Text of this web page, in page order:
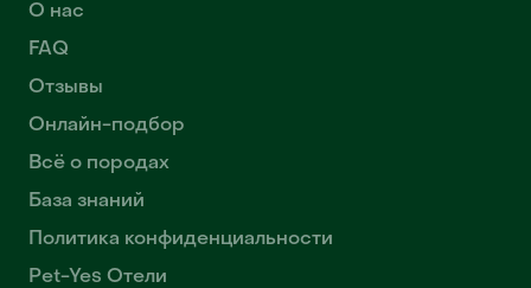
О нас
FAQ
Отзывы
Онлайн-подбор
Всё о породах
База знаний
Политика конфиденциальности
Pet-Yes Отели